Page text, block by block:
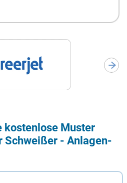
kostenlose Muster
Schweißer - Anlagen-